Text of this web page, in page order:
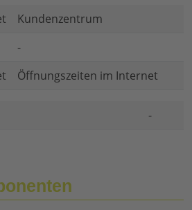
Kundenzentrum
-
Öffnungszeiten im Internet
-